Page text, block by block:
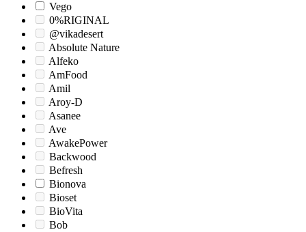
Vego
0%RIGINAL
@vikadesert
Absolute Nature
Alfeko
AmFood
Amil
Aroy-D
Asanee
Ave
AwakePower
Backwood
Befresh
Bionova
Bioset
BioVita
Bob